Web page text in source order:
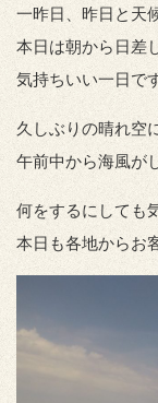
一昨日、昨日と天
本日は朝から日差
気持ちいい一日で
久しぶりの晴れ空
午前中から海風が
何をするにしても
本日も各地からお